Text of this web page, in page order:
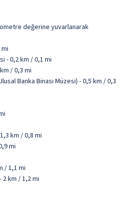
değerine yuvarlanarak
- 0,2 km / 0,1 mi
/ 0,3 mi
Banka Binası Müzesi) - 0,5 km / 0,3
km / 0,8 mi
mi
/ 1,1 mi
km / 1,2 mi